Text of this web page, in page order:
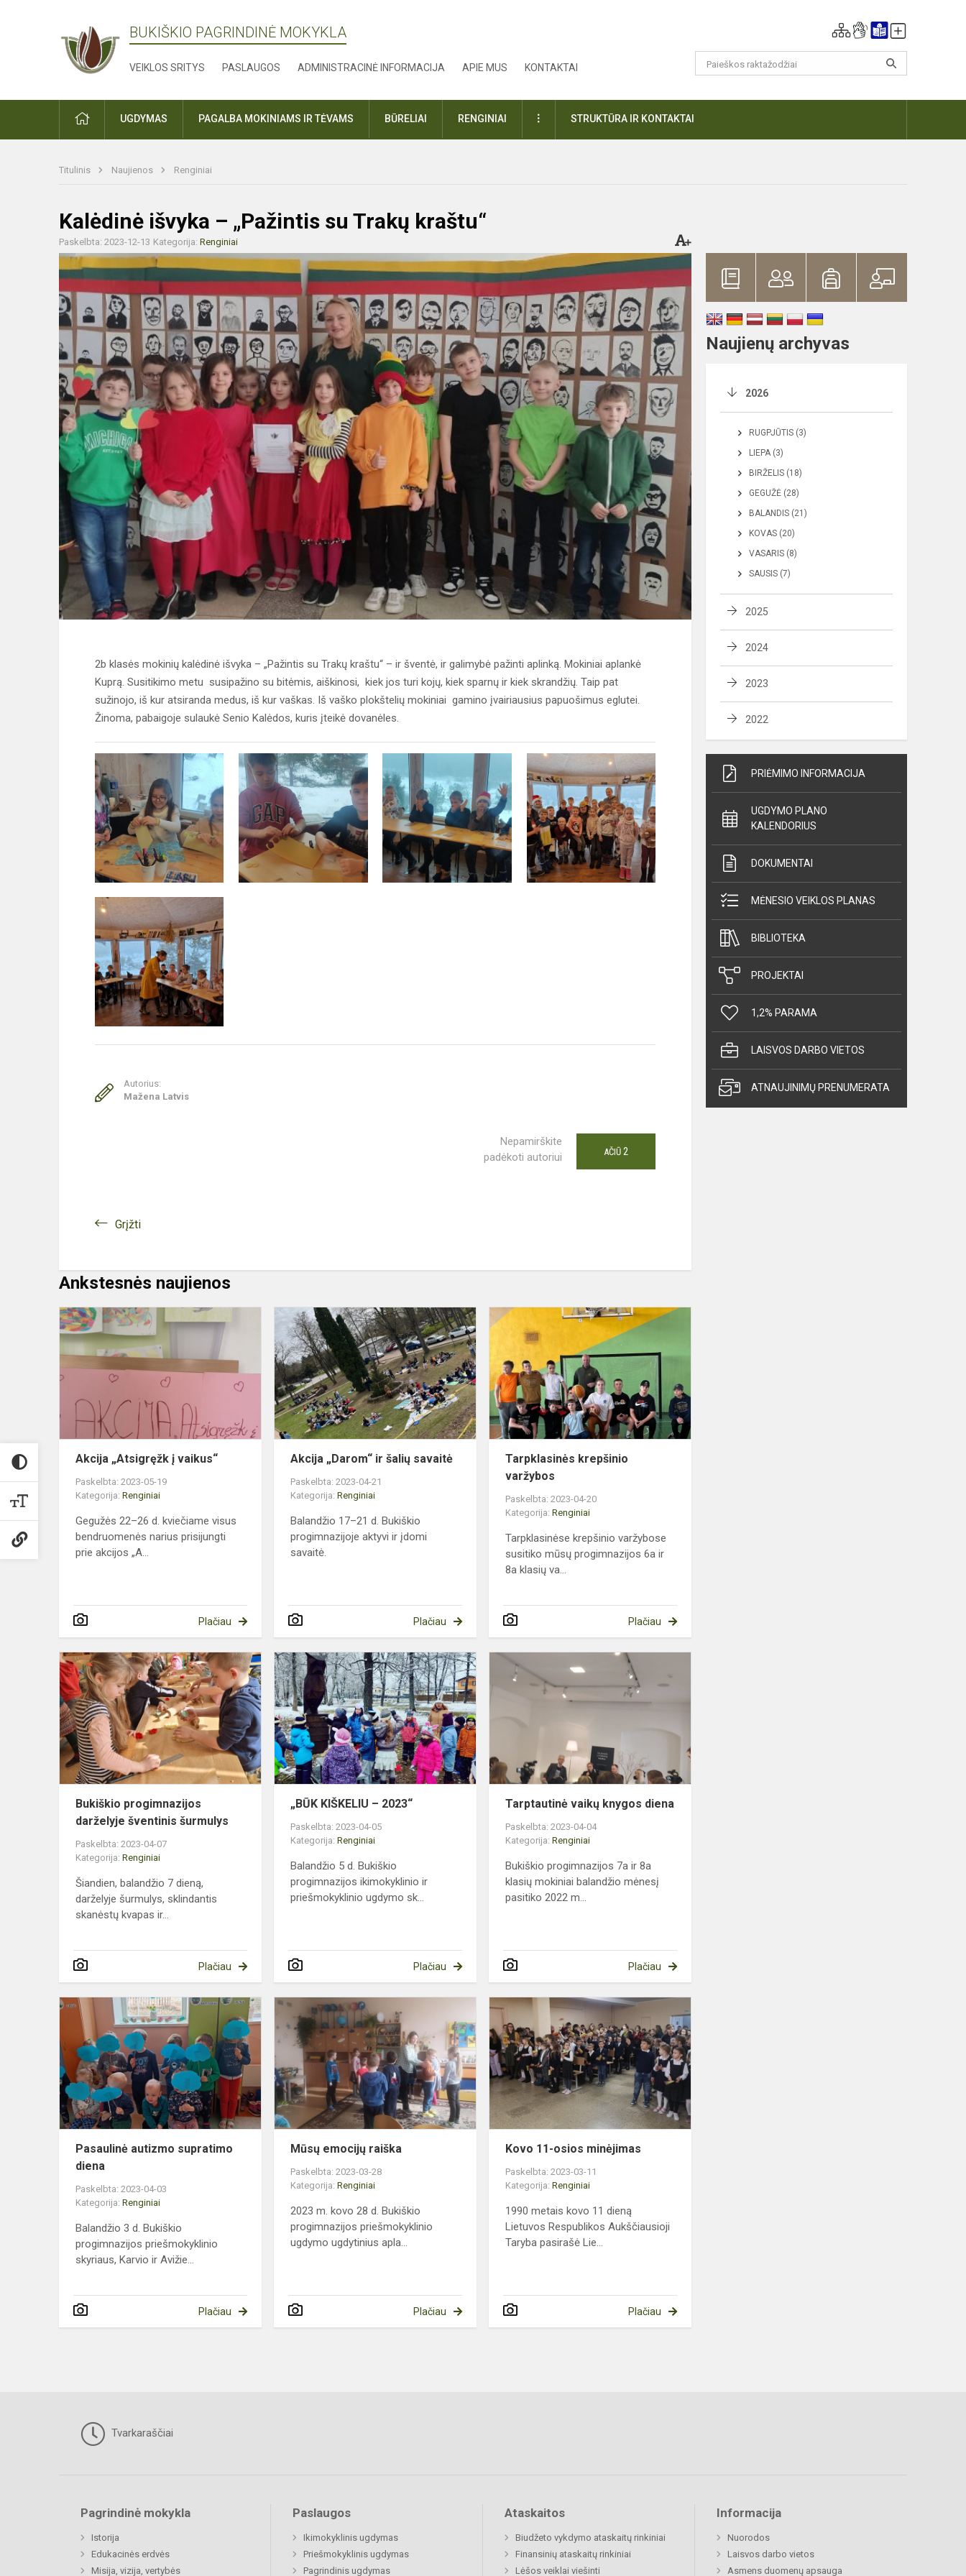
BUKIŠKIO PAGRINDINĖ MOKYKLA
VEIKLOS SRITYS PASLAUGOS ADMINISTRACINĖ INFORMACIJA APIE MUS KONTAKTAI
PRADŽIAUGDYMAS PAGALBA MOKINIAMS IR TĖVAMS BŪRELIAI RENGINIAI DAUGIAUSTRUKTŪRA IR KONTAKTAI
Titulinis Naujienos Renginiai
Kalėdinė išvyka – „Pažintis su Trakų kraštu“
Paskelbta: 2023-12-13 Kategorija: Renginiai
2b klasės mokinių kalėdinė išvyka – „Pažintis su Trakų kraštu“ – ir šventė, ir galimybė pažinti aplinką. Mokiniai aplankė
Kuprą. Susitikimo metu susipažino su bitėmis, aiškinosi, kiek jos turi kojų, kiek sparnų ir kiek skrandžių. Taip pat
sužinojo, iš kur atsiranda medus, iš kur vaškas. Iš vaško plokštelių mokiniai gamino įvairiausius papuošimus eglutei.
Žinoma, pabaigoje sulaukė Senio Kalėdos, kuris įteikė dovanėles.
Autorius:
Mažena Latvis
Nepamirškite
padėkoti autoriui
AČIŪ 2
Grįžti
Ankstesnės naujienos
Akcija
„Atsigręžk
vaikus“
Akcija „Atsigręžk į vaikus“
Paskelbta: 2023-05-19
Kategorija: Renginiai
Gegužės 22–26 d. kviečiame visus
bendruomenės narius prisijungti
prie akcijos „A...
Plačiau
Akcija
„Darom“
ir
šalių
savaitė
Akcija „Darom“ ir šalių savaitė
Paskelbta: 2023-04-21
Kategorija:Renginiai
Balandžio 17–21 d. Bukiškio
progimnazijoje aktyvi ir įdomi
savaitė.
Plačiau
Tarpklasinės krepšinio
varžybos
Paskelbta: 2023-04-20
Kategorija:Renginiai
Tarpklasinėse krepšinio varžybose
susitiko mūsų progimnazijos 6a ir
8a klasių va...
Plačiau
Bukiškio
progimnazijos
darželyje
šventinis
šurmulys
Bukiškio progimnazijos
darželyje šventinis šurmulys
Paskelbta: 2023-04-07
Kategorija: Renginiai
Šiandien, balandžio 7 dieną,
darželyje šurmulys, sklindantis
skanėstų kvapas ir...
Plačiau
„BŪK
KIŠKELIU
–
2023“
„BŪK KIŠKELIU – 2023“
Paskelbta: 2023-04-05
Kategorija:Renginiai
Balandžio 5 d. Bukiškio
progimnazijos ikimokyklinio ir
priešmokyklinio ugdymo sk...
Plačiau
Tarptautinė vaikų knygos diena
Paskelbta: 2023-04-04
Kategorija:Renginiai
Bukiškio progimnazijos 7a ir 8a
klasių mokiniai balandžio mėnesį
pasitiko 2022 m...
Plačiau
Pasaulinė
autizmo
supratimo
diena
Pasaulinė autizmo supratimo
diena
Paskelbta: 2023-04-03
Kategorija: Renginiai
Balandžio 3 d. Bukiškio
progimnazijos priešmokyklinio
skyriaus, Karvio ir Avižie...
Plačiau
Mūsų
emocijų
raiška
Mūsų emocijų raiška
Paskelbta: 2023-03-28
Kategorija:Renginiai
2023 m. kovo 28 d. Bukiškio
progimnazijos priešmokyklinio
ugdymo ugdytinius apla...
Plačiau
osios
minėjimas
Kovo 11-osios minėjimas
Paskelbta: 2023-03-11
Kategorija:Renginiai
1990 metais kovo 11 dieną
Lietuvos Respublikos Aukščiausioji
Taryba pasirašė Lie...
Plačiau
Naujienų archyvas
2026
RUGPJŪTIS (3)
LIEPA (3)
BIRŽELIS (18)
GEGUŽĖ (28)
BALANDIS (21)
KOVAS (20)
VASARIS (8)
SAUSIS (7)
2025
2024
2023
2022
PRIĖMIMO INFORMACIJA
UGDYMO PLANO
KALENDORIUS
DOKUMENTAI
MĖNESIO VEIKLOS PLANAS
BIBLIOTEKA
PROJEKTAI
1,2% PARAMA
LAISVOS DARBO VIETOS
ATNAUJINIMŲ PRENUMERATA
Tvarkaraščiai
Pagrindinė mokykla
Istorija
Edukacinės erdvės
Misija, vizija, vertybės
Paslaugos
Ikimokyklinis ugdymas
Priešmokyklinis ugdymas
Pagrindinis ugdymas
Ataskaitos
Biudžeto vykdymo ataskaitų rinkiniai
Finansinių ataskaitų rinkiniai
Lėšos veiklai viešinti
Informacija
Nuorodos
Laisvos darbo vietos
Asmens duomenų apsauga